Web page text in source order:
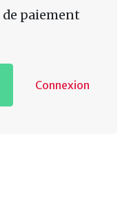
paiement
Connexion